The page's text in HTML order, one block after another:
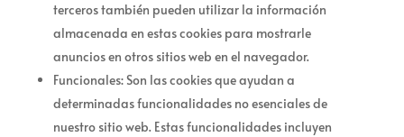
terceros también pueden utilizar la información
almacenada en estas cookies para mostrarle
anuncios en otros sitios web en el navegador.
Funcionales: Son las cookies que ayudan a
determinadas funcionalidades no esenciales de
nuestro sitio web. Estas funcionalidades incluyen